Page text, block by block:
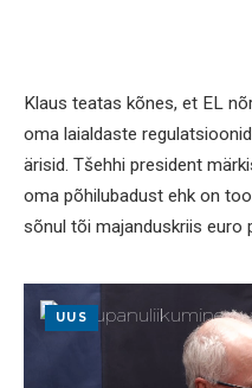
Klaus teatas kõnes, et EL
oma laialdaste
ärisid. Tšehhi president
oma põhilubadust ehk on
sõnul tõi majanduskriis euro
UUS